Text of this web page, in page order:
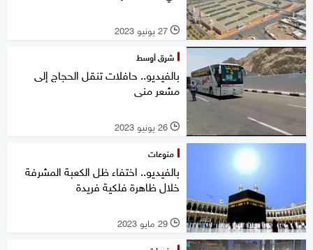
l 27 يونيو 2023
شرق أوسط
بالفيديو.. حافلات تنقل الحجاج إلى
مشعر منى
l 26 يونيو 2023
منوعات
بالفيديو.. اختفاء ظل الكعبة المشرفة
خلال ظاهرة فلكية فريدة
l 29 مايو 2023